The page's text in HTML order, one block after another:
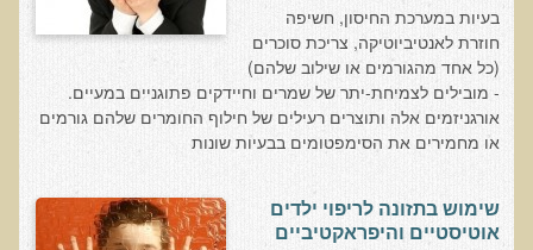
עצוב נורא לחשוב שכל כך הרבה אנשים מאמינים שכימותרפיה היא
התקווה היחידה כאשר מאובחנים עם סרטן
אנחנו מאושרים מאוד שביצענו ואת הבדיקה וממליצים בחום לכל מי
שסובל לעשות אותה.
הבריאות של כל המשפחה השתפרה
תודה דר' עדיאל שהצלת את חיי!
בעיות במערכת החיסון, חשיפה
חוזרת לאנטיביוטיקה, צריכת סוכרים
(כל אחד מהגורמים או שילוב שלהם)
- מובילים לצמיחת-יתר של שמרים וחיידקים פתוגניים במעיים.
אורגניזמים אלה ותוצרים רעילים של חילוף החומרים שלהם גורמים
או מחמירים את הסימפטומים בבעיות שונות
שימוש בתזונה לריפוי ילדים
אוטיסטיים והיפראקטיביים